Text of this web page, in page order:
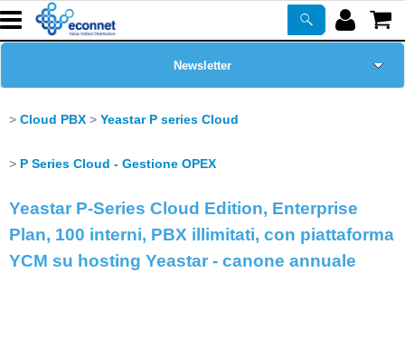
Chi siamo
Prodotti
Corsi
Newsletter
Cloud PBX Yeastar P series Cloud
P Series Cloud - Gestione OPEX
Yeastar P-Series Cloud Edition, Enterprise
Plan, 100 interni, PBX illimitati, con piattaforma
YCM su hosting Yeastar - canone annuale